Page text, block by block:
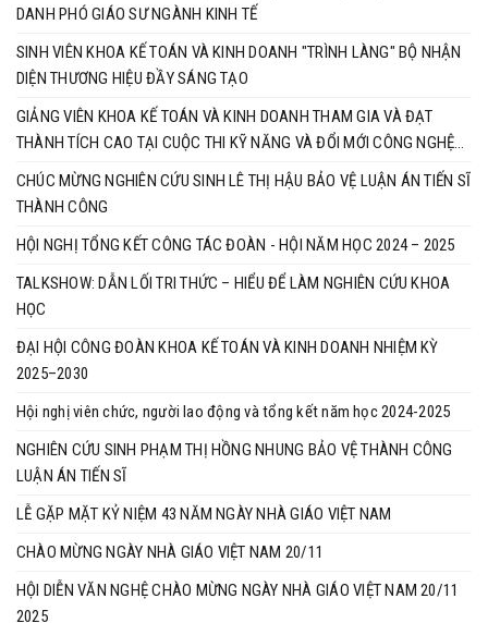
DANH PHÓ GIÁO SƯ NGÀNH KINH TẾ
SINH VIÊN KHOA KẾ TOÁN VÀ KINH DOANH "TRÌNH LÀNG" BỘ NHẬN
DIỆN THƯƠNG HIỆU ĐẦY SÁNG TẠO
GIẢNG VIÊN KHOA KẾ TOÁN VÀ KINH DOANH THAM GIA VÀ ĐẠT
THÀNH TÍCH CAO TẠI CUỘC THI KỸ NĂNG VÀ ĐỔI MỚI CÔNG NGHỆ
BRICS 2025
CHÚC MỪNG NGHIÊN CỨU SINH LÊ THỊ HẬU BẢO VỆ LUẬN ÁN TIẾN SĨ
THÀNH CÔNG
HỘI NGHỊ TỔNG KẾT CÔNG TÁC ĐOÀN - HỘI NĂM HỌC 2024 – 2025
TALKSHOW: DẪN LỐI TRI THỨC – HIỂU ĐỂ LÀM NGHIÊN CỨU KHOA
HỌC
ĐẠI HỘI CÔNG ĐOÀN KHOA KẾ TOÁN VÀ KINH DOANH NHIỆM KỲ
2025–2030
Hội nghị viên chức, người lao động và tổng kết năm học 2024-2025
NGHIÊN CỨU SINH PHẠM THỊ HỒNG NHUNG BẢO VỆ THÀNH CÔNG
LUẬN ÁN TIẾN SĨ
LỄ GẶP MẶT KỶ NIỆM 43 NĂM NGÀY NHÀ GIÁO VIỆT NAM
CHÀO MỪNG NGÀY NHÀ GIÁO VIỆT NAM 20/11
HỘI DIỄN VĂN NGHỆ CHÀO MỪNG NGÀY NHÀ GIÁO VIỆT NAM 20/11
2025